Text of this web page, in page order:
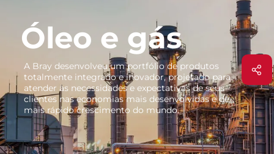
Óleo e gás
A Bray desenvolveu um portfólio de produtos
totalmente integrado e inovador, projetado para
atender às necessidades e expectativas de seus
clientes nas economias mais desenvolvidas e de
mais rápido crescimento do mundo.